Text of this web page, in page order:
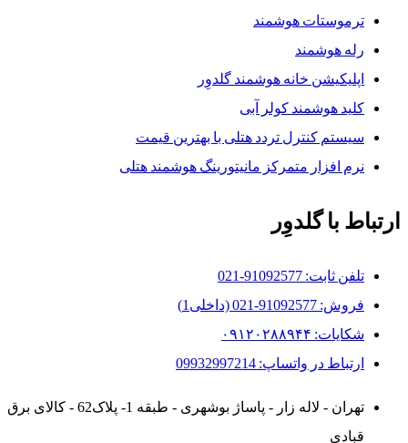
ترموستات هوشمند
رله هوشمند
اپلیکیشن خانه هوشمند گلدوِر
کلید هوشمند کولر آبی
سیستم کنترل تردد هتلی با بهترین قیمت
نرم افزار متمرکز مانیتورینگ هوشمند هتلی
ارتباط با گلدوِر
تلفن ثابت: 91092577-021
فروش: 91092577-021 (داخلی1)
شکایات: ۰۹۱۲۰۲۸۸۹۴۴
ارتباط در واتساپ: 09932997214
تهران - لاله زار - پاساژ بوشهری - طبقه 1- پلاک62 - کالای برق
قبادی